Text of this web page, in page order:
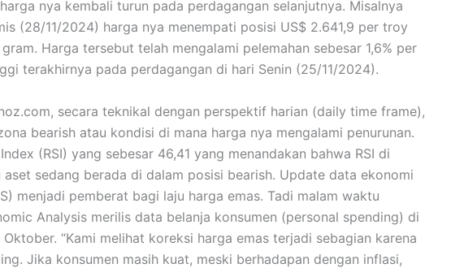
nya kembali turun pada perdagangan selanjutnya. Misalnya
(28/11/2024) harga nya menempati posisi US$ 2.641,9 per troy
Harga tersebut telah mengalami pelemahan sebesar 1,6% per
terakhirnya pada perdagangan di hari Senin (25/11/2024).
secara teknikal dengan perspektif harian (daily time frame),
bearish atau kondisi di mana harga nya mengalami penurunan.
(RSI) yang sebesar 46,41 yang menandakan bahwa RSI di
sedang berada di dalam posisi bearish. Update data ekonomi
menjadi pemberat bagi laju harga emas. Tadi malam waktu
Analysis merilis data belanja konsumen (personal spending) di
“Kami melihat koreksi harga emas terjadi sebagian karena
Jika konsumen masih kuat, meski berhadapan dengan inflasi,